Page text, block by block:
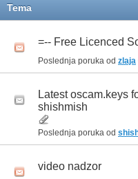
Tema
=-- Free Licenced
Poslednja poruka od zlaja
Latest oscam.keys
shishmish
Poslednja poruka od
video nadzor